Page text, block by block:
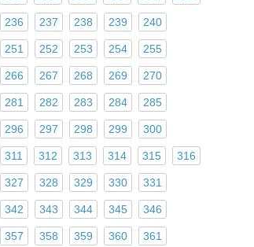
236 237 238 239 240
251 252 253 254 255
266 267 268 269 270
281 282 283 284 285
296 297 298 299 300
311 312 313 314 315 316
327 328 329 330 331
342 343 344 345 346
357 358 359 360 361